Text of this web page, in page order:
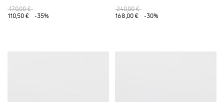
170,00 €
110,50 €
-35%
240,00 €
168,00 €
-30%